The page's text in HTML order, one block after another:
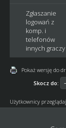
Zgłaszanie
logowań z
komp. i
telefonów
innych graczy
Pokaż wersję do
Skocz do:
Użytkownicy